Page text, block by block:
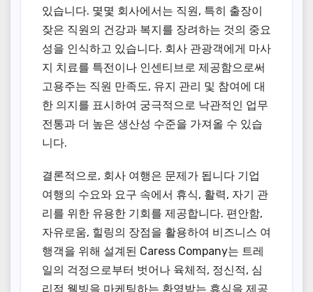
있습니다. 몇몇 회사에서는 직원, 특히 출장이
잦은 직원의 건강과 복지를 장려하는 것의 중요
성을 인식하고 있습니다. 회사 관광객에게 마사
지 치료를 특전이나 인센티브로 제공함으로써
고용주는 직원 만족도, 유지 관리 및 참여에 대
한 의지를 표시하여 궁극적으로 낙관적인 업무
전통과 더 높은 생산성 수준을 가져올 수 있습
니다.
결론적으로, 회사 여행은 문제가 됩니다 기업
여행의 수요와 요구 속에서 휴식, 활력, 자기 관
리를 위한 유용한 기회를 제공합니다. 편안함,
자유로움, 힐링의 장점을 활용하여 비즈니스 여
행객을 위해 설계된 Caress Company는 트레
일의 걱정으로부터 벗어나 육체적, 정신적, 심
리적 웰빙을 마케팅하는 환영받는 휴식을 제공